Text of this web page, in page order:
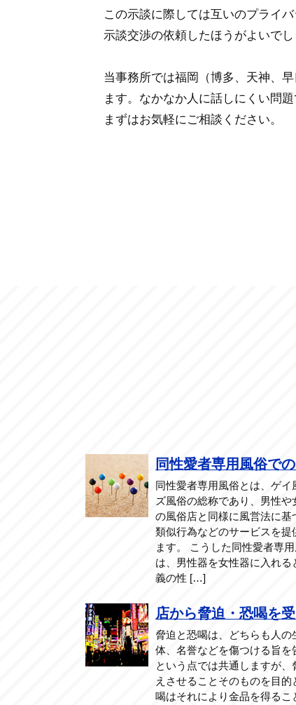
この示談に際しては互いのプライ
示談交渉の依頼したほうがよいでし
当事務所では福岡（博多、天神、
ます。なかなか人に話しにくい問
まずはお気軽にご相談ください。
同性愛者専用風俗で
同性愛者専用風俗とは、ゲイ
ズ風俗の総称であり、男性や
の風俗店と同様に風営法に基
類似行為などのサービスを提
ます。 こうした同性愛者専
は、男性器を女性器に入れる
義の性 […]
店から脅迫・恐喝を
脅迫と恐喝は、どちらも人の
体、名誉などを傷つける旨を
という点では共通しますが、
えさせることそのものを目的
喝はそれにより金品を得るこ